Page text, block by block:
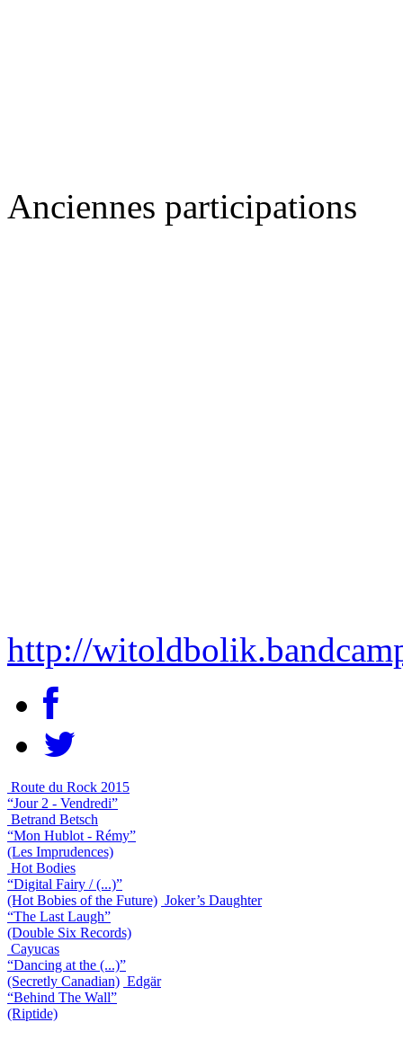
Anciennes participations
http://
Route du Rock 2015
“Jour 2 - Vendredi”
Betrand Betsch
“Mon Hublot - Rémy”
(Les Imprudences)
Hot Bodies
“Digital Fairy / (...)”
(Hot Bobies of the Future) Joker’s Daughter
“The Last Laugh”
(Double Six Records)
Cayucas
“Dancing at the (...)”
(Secretly Canadian) Edgär
“Behind The Wall”
(Riptide)